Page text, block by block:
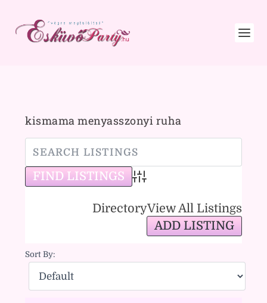
kismama menyasszonyi ruha
Advanced Search
DirectoryView All Listings
ADD LISTING
Sort By: